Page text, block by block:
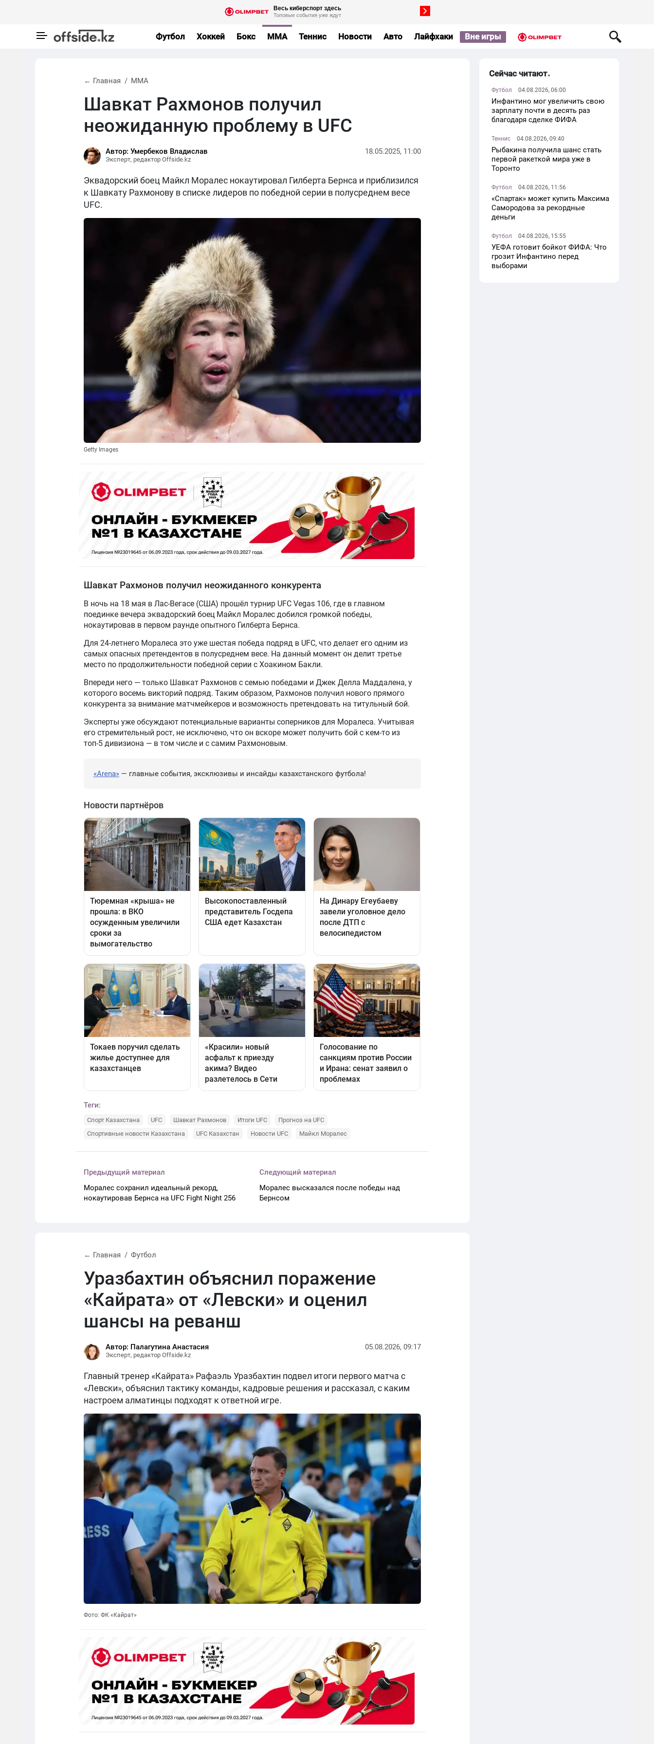
Футбол Хоккей Бокс MMA Теннис Новости Авто Лайфхаки Вне игры
← Главная MMA
Шавкат Рахмонов получил
неожиданную проблему в UFC
Автор: Умербеков Владислав
Эксперт, редактор Offside.kz
18.05.2025, 11:00
Эквадорский боец Майкл Моралес нокаутировал Гилберта Бернса и приблизился
к Шавкату Рахмонову в списке лидеров по победной серии в полусреднем весе
UFC.
Getty Images
Шавкат Рахмонов получил неожиданного конкурента
В ночь на 18 мая в Лас-Вегасе (США) прошёл турнир UFC Vegas 106, где в главном
поединке вечера эквадорский боец Майкл Моралес добился громкой победы,
нокаутировав в первом раунде опытного Гилберта Бернса.
Для 24-летнего Моралеса это уже шестая победа подряд в UFC, что делает его одним из
самых опасных претендентов в полусреднем весе. На данный момент он делит третье
место по продолжительности победной серии с Хоакином Бакли.
Впереди него — только Шавкат Рахмонов с семью победами и Джек Делла Маддалена, у
которого восемь викторий подряд. Таким образом, Рахмонов получил нового прямого
конкурента за внимание матчмейкеров и возможность претендовать на титульный бой.
Эксперты уже обсуждают потенциальные варианты соперников для Моралеса. Учитывая
его стремительный рост, не исключено, что он вскоре может получить бой с кем-то из
топ-5 дивизиона — в том числе и с самим Рахмоновым.
«Arena» — главные события, эксклюзивы и инсайды казахстанского футбола!
Теги:
Спорт Казахстана UFC Шавкат Рахмонов Итоги UFC
Прогноз на UFC
Спортивные новости Казахстана
UFC Казахстан Новости UFC Майкл Моралес
Предыдущий материал
Моралес сохранил идеальный рекорд,
нокаутировав Бернса на UFC Fight Night 256
Следующий материал
Моралес высказался после победы над
Бернсом
← Главная Футбол
Уразбахтин объяснил поражение
«Кайрата» от «Левски» и оценил
шансы на реванш
Автор: Палагутина Анастасия
Эксперт, редактор Offside.kz
05.08.2026, 09:17
Главный тренер «Кайрата» Рафаэль Уразбахтин подвел итоги первого матча с
«Левски», объяснил тактику команды, кадровые решения и рассказал, с каким
настроем алматинцы подходят к ответной игре.
Фото: ФК «Кайрат»
Сейчас читают
Футбол 04.08.2026, 06:00
Инфантино мог увеличить свою
зарплату почти в десять раз
благодаря сделке ФИФА
Теннис 04.08.2026, 09:40
Рыбакина получила шанс стать
первой ракеткой мира уже в
Торонто
Футбол 04.08.2026, 11:56
«Спартак» может купить Максима
Самородова за рекордные
деньги
Футбол 04.08.2026, 15:55
УЕФА готовит бойкот ФИФА: Что
грозит Инфантино перед
выборами